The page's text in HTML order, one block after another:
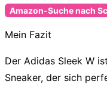
Amazon-Suche nach
Mein Fazit
Der Adidas Sleek W
Sneaker, der sich